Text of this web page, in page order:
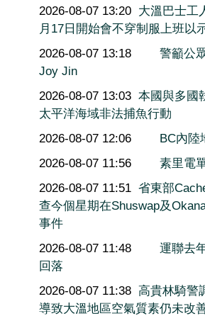
2026-08-07 13:20 大溫巴士工
月17日開始會不穿制服上班以
2026-08-07 13:18
警籲公
Joy Jin
2026-08-07 13:03 本國與多國
太平洋海域非法捕魚行動
2026-08-07 12:06
BC內陸
2026-08-07 11:56
素里電
2026-08-07 11:51 省東部
查今個星期在Shuswap及
事件
2026-08-07 11:48
運聯去
回落
2026-08-07 11:38 高貴林騎警
導致大溫地區空氣質素仍未改